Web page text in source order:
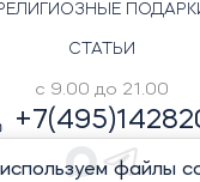
СТАТЬИ
с 9.00 до 21.00
файлы